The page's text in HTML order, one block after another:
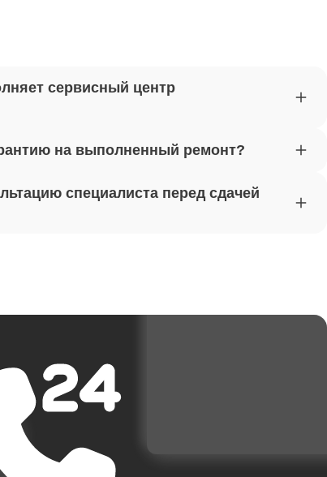
от 1045
от 1620
от 3700
сервисный центр
на выполненный ремонт?
специалиста перед сдачей